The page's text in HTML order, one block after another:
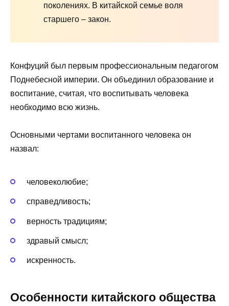
поколениях. В китайской семье воля
старшего – закон.
Конфуций был первым профессиональным педагогом
Поднебесной империи. Он объединил образование и
воспитание, считая, что воспитывать человека
необходимо всю жизнь.
Основными чертами воспитанного человека он
назвал:
человеколюбие;
справедливость;
верность традициям;
здравый смысл;
искренность.
Особенности китайского общества